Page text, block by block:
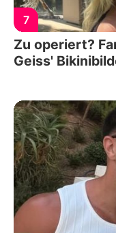
7
Zu operiert?
Geiss'